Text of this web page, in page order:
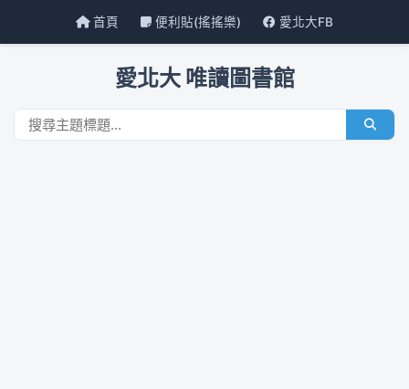
首頁 便利貼(搖搖樂) 愛北大FB
愛北大 唯讀圖書館